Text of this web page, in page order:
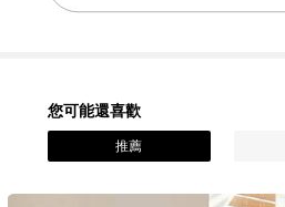
您可能還喜歡
推薦